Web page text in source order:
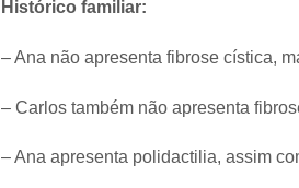
Histórico familiar:
– Ana não apresenta fibrose cística,
– Carlos também não apresenta
– Ana apresenta polidactilia, assim